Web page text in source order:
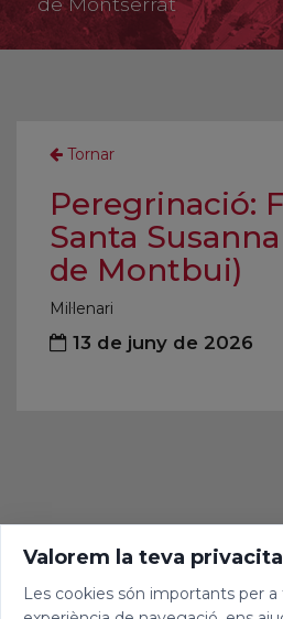
Visita'ns
Ofrenes
Tornar
Peregrinació:
Santa
de Montbui)
Mil·lenari
13 de juny de 2026
Valorem la teva
Les cookies són importants per